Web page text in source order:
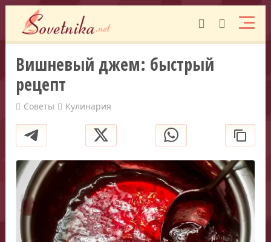
Вишневый джем: быстрый
рецепт
Советы Кулинария